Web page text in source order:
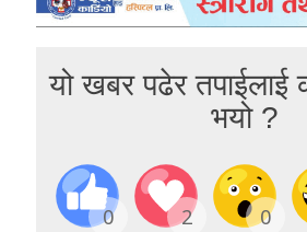
यो खबर पढेर
भयो ?
0 2 0